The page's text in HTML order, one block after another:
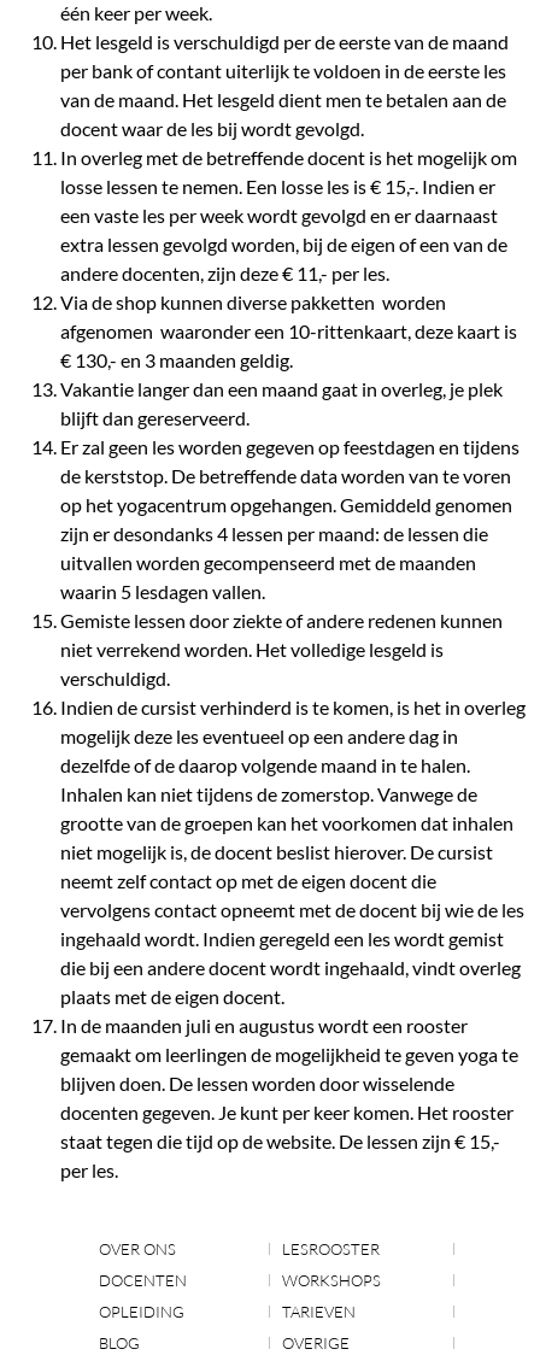
één keer per week.
Het lesgeld is verschuldigd per de eerste van de maand
per bank of contant uiterlijk te voldoen in de eerste les
van de maand. Het lesgeld dient men te betalen aan de
docent waar de les bij wordt gevolgd.
In overleg met de betreffende docent is het mogelijk om
losse lessen te nemen. Een losse les is € 15,-. Indien er
een vaste les per week wordt gevolgd en er daarnaast
extra lessen gevolgd worden, bij de eigen of een van de
andere docenten, zijn deze € 11,- per les.
Via de shop kunnen diverse pakketten worden
afgenomen waaronder een 10-rittenkaart, deze kaart is
€ 130,- en 3 maanden geldig.
Vakantie langer dan een maand gaat in overleg, je plek
blijft dan gereserveerd.
Er zal geen les worden gegeven op feestdagen en tijdens
de kerststop. De betreffende data worden van te voren
op het yogacentrum opgehangen. Gemiddeld genomen
zijn er desondanks 4 lessen per maand: de lessen die
uitvallen worden gecompenseerd met de maanden
waarin 5 lesdagen vallen.
Gemiste lessen door ziekte of andere redenen kunnen
niet verrekend worden. Het volledige lesgeld is
verschuldigd.
Indien de cursist verhinderd is te komen, is het in overleg
mogelijk deze les eventueel op een andere dag in
dezelfde of de daarop volgende maand in te halen.
Inhalen kan niet tijdens de zomerstop. Vanwege de
grootte van de groepen kan het voorkomen dat inhalen
niet mogelijk is, de docent beslist hierover. De cursist
neemt zelf contact op met de eigen docent die
vervolgens contact opneemt met de docent bij wie de les
ingehaald wordt. Indien geregeld een les wordt gemist
die bij een andere docent wordt ingehaald, vindt overleg
plaats met de eigen docent.
In de maanden juli en augustus wordt een rooster
gemaakt om leerlingen de mogelijkheid te geven yoga te
blijven doen. De lessen worden door wisselende
docenten gegeven. Je kunt per keer komen. Het rooster
staat tegen die tijd op de website. De lessen zijn € 15,-
per les.
OVER ONS
LESROOSTER
DOCENTEN
WORKSHOPS
OPLEIDING
TARIEVEN
BLOG
OVERIGE